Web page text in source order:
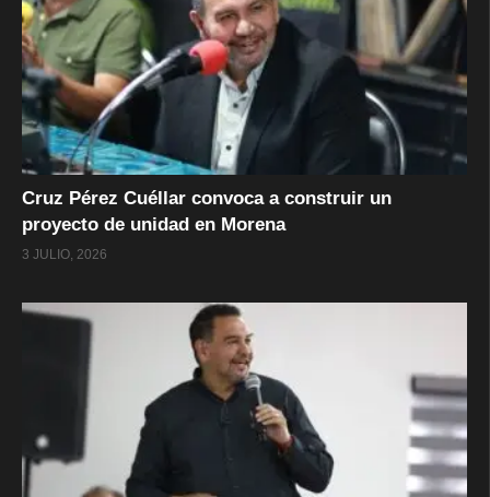
Cruz Pérez Cuéllar convoca a construir un
proyecto de unidad en Morena
3 JULIO, 2026